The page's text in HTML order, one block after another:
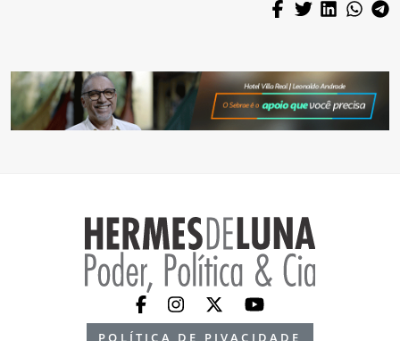
POLÍTICA DE PIVACIDADE